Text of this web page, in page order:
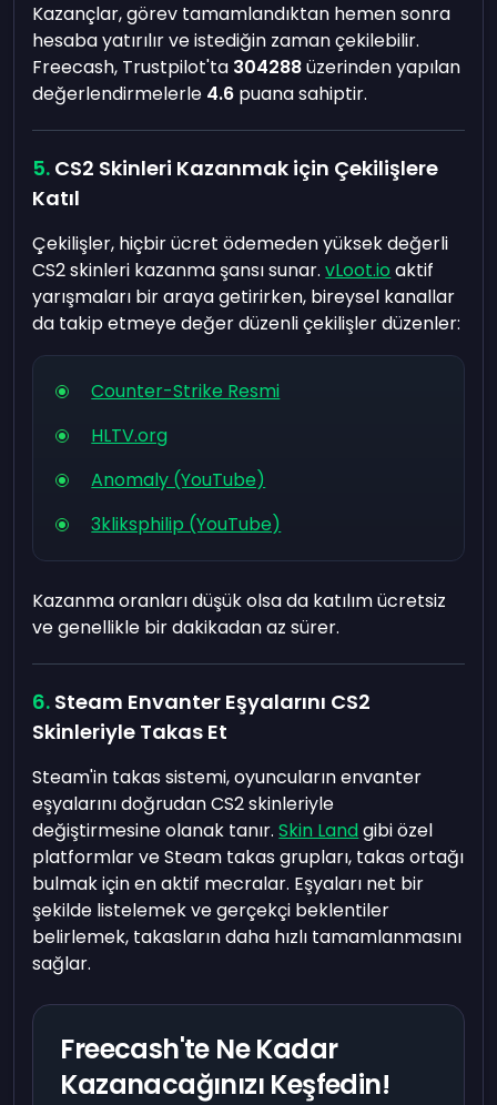
Kazançlar, görev tamamlandıktan hemen sonra
hesaba yatırılır ve istediğin zaman çekilebilir.
Freecash, Trustpilot'ta 304288üzerinden yapılan
değerlendirmelerle 4.6 puana sahiptir.
CS2 Skinleri Kazanmak için Çekilişlere
Katıl
Çekilişler, hiçbir ücret ödemeden yüksek değerli
CS2 skinleri kazanma şansı sunar.vLoot.io aktif
yarışmaları bir araya getirirken, bireysel kanallar
da takip etmeye değer düzenli çekilişler düzenler:
Counter-Strike Resmi
HLTV.org
Anomaly (YouTube)
3kliksphilip (YouTube)
Kazanma oranları düşük olsa da katılım ücretsiz
ve genellikle bir dakikadan az sürer.
Steam Envanter Eşyalarını CS2
Skinleriyle Takas Et
Steam'in takas sistemi, oyuncuların envanter
eşyalarını doğrudan CS2 skinleriyle
değiştirmesine olanak tanır.Skin Landgibi özel
platformlar ve Steam takas grupları, takas ortağı
bulmak için en aktif mecralar. Eşyaları net bir
şekilde listelemek ve gerçekçi beklentiler
belirlemek, takasların daha hızlı tamamlanmasını
sağlar.
Freecash'te Ne Kadar
Kazanacağınızı Keşfedin!